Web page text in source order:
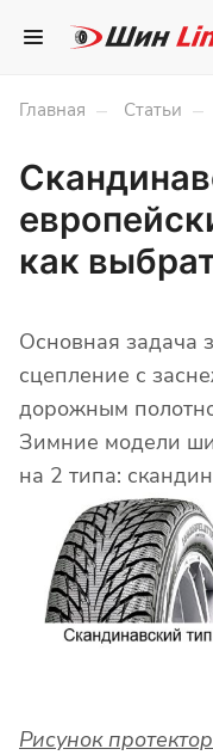
Главная – Статьи –
как
Основная задача
сцепление с
дорожным
Зимние модели
на 2 типа:
Рисунок